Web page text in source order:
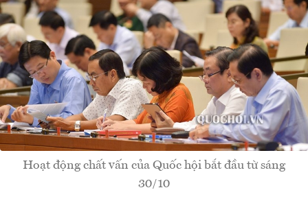
Hoạt động chất vấn của Quốc hội bắt đầu từ sáng
30/10